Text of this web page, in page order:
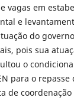
vagas em
e
do
pois sua
o
para o repasse
de